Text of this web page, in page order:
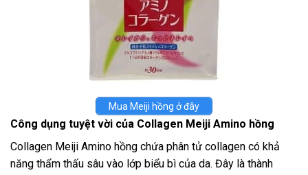
Mua Meiji hồng ở đây
Công dụng tuyệt vời của Collagen Meiji Amino hồng
Collagen Meiji Amino hồng chứa phân tử collagen có khả
năng thẩm thấu sâu vào lớp biểu bì của da. Đây là thành